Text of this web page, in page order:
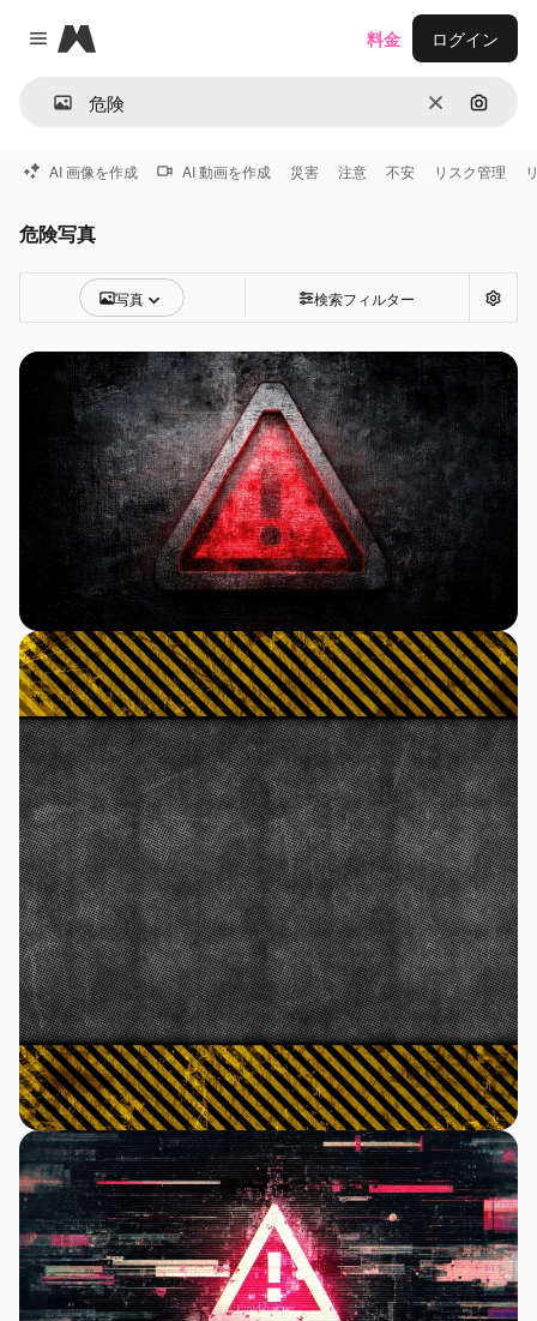
Close menu
Magnific
消去 画像で
料金 ログイン
AI 画像を作成 AI 動画を作成 災害 注意 不安 リスク管理
危険写真
写真 検索フィルター